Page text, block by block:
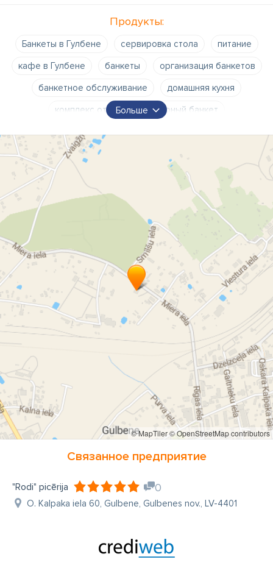
Продукты:
Банкеты в Гулбене сервировка стола
питание
кафе в Гулбене
банкеты
организация банкетов
банкетное обслуживание
домашняя кухня
комплекс отдыха
траурный банкет
доставка горячих обедов
вечеринки
Комплекс отдыха "Kantes krogs"
kantes krogs контакты
kantes krogs в Гулбене
kantes krogs время работы
Kantes grogs
Больше
© MapTiler© OpenStreetMap contributors
Связанное предприятие
"Rodi" picērija 0
O. Kalpaka iela 60, Gulbene, Gulbenes nov., LV-4401